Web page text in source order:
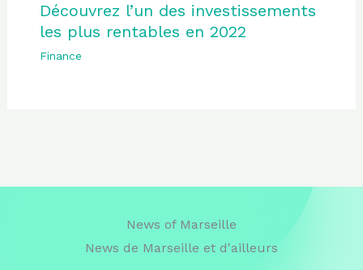
Découvrez l’un des investissements
les plus rentables en 2022
Finance
News of Marseille
News de Marseille et d'ailleurs